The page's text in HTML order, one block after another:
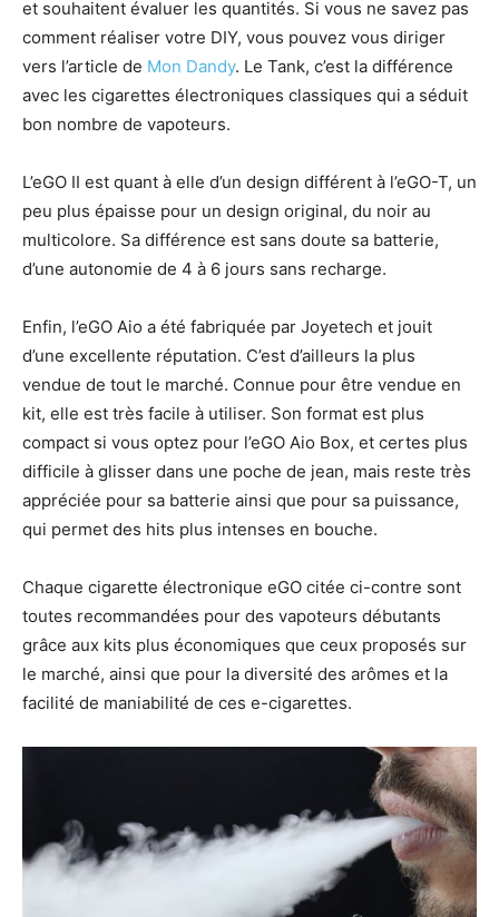
et souhaitent évaluer les quantités. Si vous ne savez pas
comment réaliser votre DIY, vous pouvez vous diriger
vers l’article de Mon Dandy. Le Tank, c’est la différence
avec les cigarettes électroniques classiques qui a séduit
bon nombre de vapoteurs.
L’eGO II est quant à elle d’un design différent à l’eGO-T, un
peu plus épaisse pour un design original, du noir au
multicolore. Sa différence est sans doute sa batterie,
d’une autonomie de 4 à 6 jours sans recharge.
Enfin, l’eGO Aio a été fabriquée par Joyetech et jouit
d’une excellente réputation. C’est d’ailleurs la plus
vendue de tout le marché. Connue pour être vendue en
kit, elle est très facile à utiliser. Son format est plus
compact si vous optez pour l’eGO Aio Box, et certes plus
difficile à glisser dans une poche de jean, mais reste très
appréciée pour sa batterie ainsi que pour sa puissance,
qui permet des hits plus intenses en bouche.
Chaque cigarette électronique eGO citée ci-contre sont
toutes recommandées pour des vapoteurs débutants
grâce aux kits plus économiques que ceux proposés sur
le marché, ainsi que pour la diversité des arômes et la
facilité de maniabilité de ces e-cigarettes.